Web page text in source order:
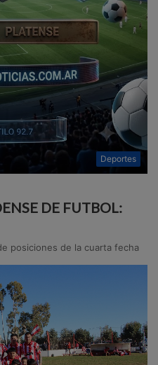
Deportes
DE FUTBOL:
posiciones de la cuarta fecha